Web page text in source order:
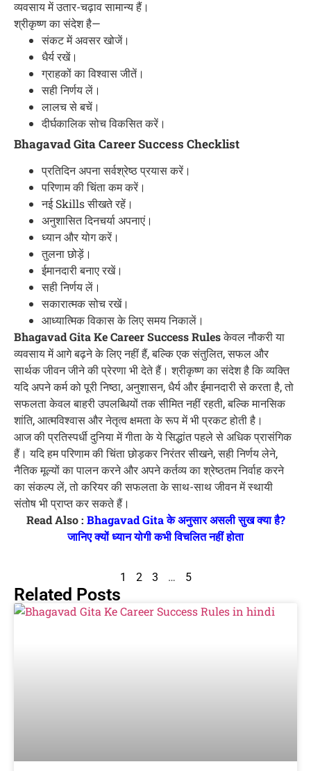
व्यवसाय में उतार-चढ़ाव सामान्य हैं।
श्रीकृष्ण का संदेश है—
संकट में अवसर खोजें।
धैर्य रखें।
ग्राहकों का विश्वास जीतें।
सही निर्णय लें।
लालच से बचें।
दीर्घकालिक सोच विकसित करें।
Bhagavad Gita Career Success Checklist
प्रतिदिन अपना सर्वश्रेष्ठ प्रयास करें।
परिणाम की चिंता कम करें।
नई Skills सीखते रहें।
अनुशासित दिनचर्या अपनाएं।
ध्यान और योग करें।
तुलना छोड़ें।
ईमानदारी बनाए रखें।
सही निर्णय लें।
सकारात्मक सोच रखें।
आध्यात्मिक विकास के लिए समय निकालें।
Bhagavad Gita Ke Career Success Rulesकेवल नौकरी या
व्यवसाय में आगे बढ़ने के लिए नहीं हैं, बल्कि एक संतुलित, सफल और
सार्थक जीवन जीने की प्रेरणा भी देते हैं। श्रीकृष्ण का संदेश है कि व्यक्ति
यदि अपने कर्म को पूरी निष्ठा, अनुशासन, धैर्य और ईमानदारी से करता है, तो
सफलता केवल बाहरी उपलब्धियों तक सीमित नहीं रहती, बल्कि मानसिक
शांति, आत्मविश्वास और नेतृत्व क्षमता के रूप में भी प्रकट होती है।
आज की प्रतिस्पर्धी दुनिया में गीता के ये सिद्धांत पहले से अधिक प्रासंगिक
हैं। यदि हम परिणाम की चिंता छोड़कर निरंतर सीखने, सही निर्णय लेने,
नैतिक मूल्यों का पालन करने और अपने कर्तव्य का श्रेष्ठतम निर्वाह करने
का संकल्प लें, तो करियर की सफलता के साथ-साथ जीवन में स्थायी
संतोष भी प्राप्त कर सकते हैं।
Read Also : Bhagavad Gita के अनुसार असली सुख क्या है?
जानिए क्यों ध्यान योगी कभी विचलित नहीं होता
1 2 3 … 5
Related Posts